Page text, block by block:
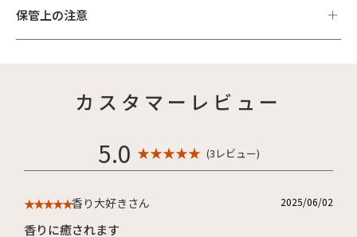
保管上の注意
カスタマーレビュー
5.0 ★ ★ ★ ★ ★ (3レビュー)
★★★★★香り大好きさん 2025/06/02
香りに癒されます